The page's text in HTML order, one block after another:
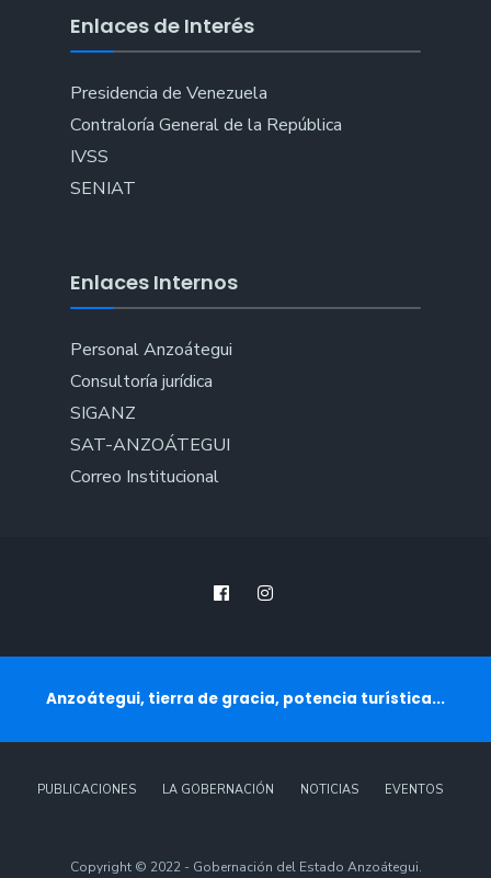
Enlaces de Interés
Presidencia de Venezuela
Contraloría General de la República
IVSS
SENIAT
Enlaces Internos
Personal Anzoátegui
Consultoría jurídica
SIGANZ
SAT-ANZOÁTEGUI
Correo Institucional
Anzoátegui, tierra de gracia, potencia turística...
PUBLICACIONES LA GOBERNACIÓN NOTICIAS EVENTOS
Copyright © 2022 - Gobernación del Estado Anzoátegui.